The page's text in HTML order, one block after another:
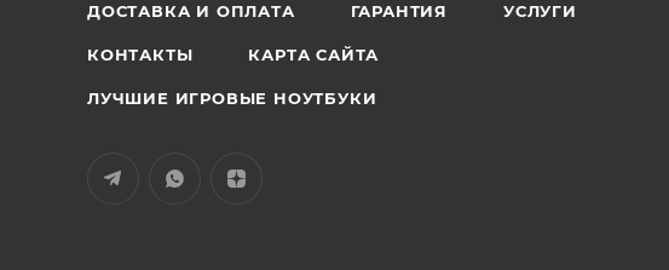
ДОСТАВКА И ОПЛАТА ГАРАНТИЯ УСЛУГИ
КОНТАКТЫ КАРТА САЙТА
ЛУЧШИЕ ИГРОВЫЕ НОУТБУКИ